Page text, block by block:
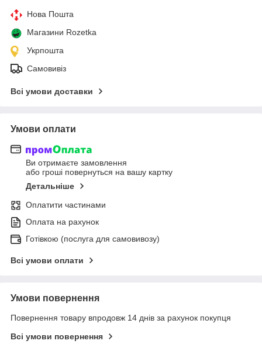
Нова Пошта
Магазини Rozetka
Укрпошта
Самовивіз
Всі умови доставки
Умови оплати
Ви отримаєте замовлення
або гроші повернуться на вашу картку
Детальніше
Оплатити частинами
Оплата на рахунок
Готівкою (послуга для самовивозу)
Всі умови оплати
Умови повернення
Повернення товару впродовж 14 днів за рахунок покупця
Всі умови повернення